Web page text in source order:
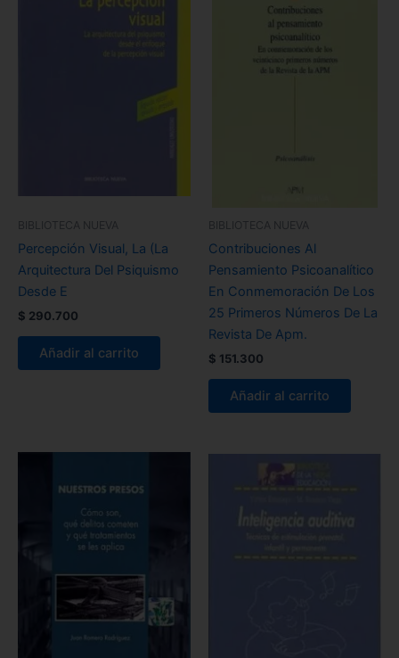
BIBLIOTECA NUEVA
Percepción Visual, La (La
Arquitectura Del Psiquismo
Desde E
$ 290.700
Añadir al carrito
BIBLIOTECA NUEVA
Contribuciones Al
Pensamiento Psicoanalítico
En Conmemoración De Los
25 Primeros Números De La
Revista De Apm.
$ 151.300
Añadir al carrito